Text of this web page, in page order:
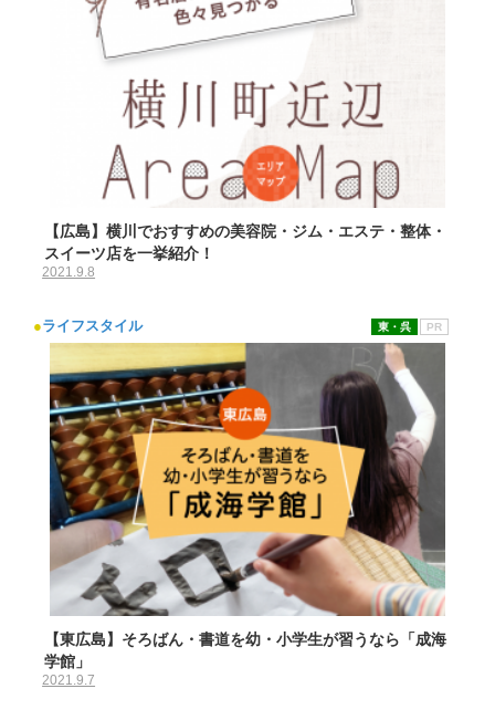
【広島】横川でおすすめの美容院・ジム・エステ・整体・
スイーツ店を一挙紹介！
2021.9.8
●ライフスタイル PR
東・呉
【東広島】そろばん・書道を幼・小学生が習うなら「成海
学館」
2021.9.7